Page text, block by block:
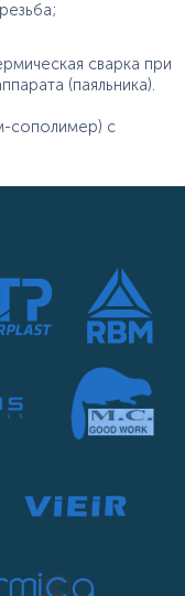
сварка при
(паяльника).
сополимер) с